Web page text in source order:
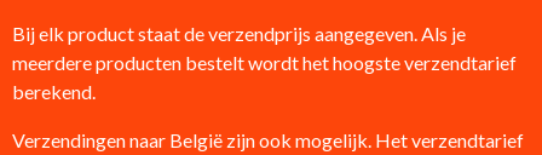
Bij elk product staat de verzendprijs aangegeven. Als je
meerdere producten bestelt wordt het hoogste verzendtarief
berekend.
Verzendingen naar België zijn ook mogelijk. Het verzendtarief